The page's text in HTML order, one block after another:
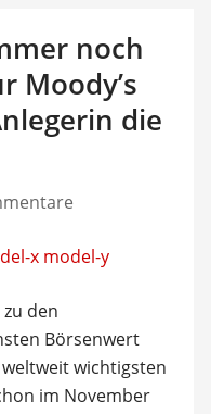
noch
Moody’s
die
den
Börsenwert
wichtigsten
im November